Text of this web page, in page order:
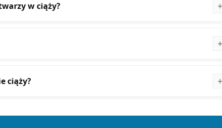
w ciąży?
ciąży?